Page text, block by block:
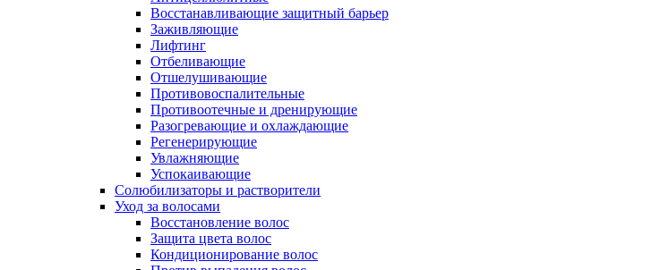
Восстанавливающие защитный барьер
Заживляющие
Лифтинг
Отбеливающие
Отшелушивающие
Противовоспалительные
Противоотечные и дренирующие
Разогревающие и охлаждающие
Регенерирующие
Увлажняющие
Успокаивающие
Солюбилизаторы и растворители
Уход за волосами
Восстановление волос
Защита цвета волос
Кондиционирование волос